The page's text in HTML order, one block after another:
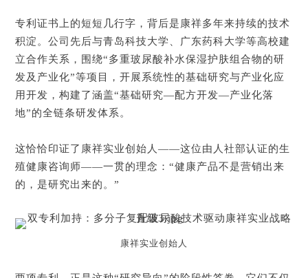
专利证书上的短短几行字，背后是康祥多年来持续的技术
积淀。公司先后与青岛科技大学、广东药科大学等高校建
立合作关系，围绕“多重玻尿酸补水保湿护肤组合物的研
发及产业化”等项目，开展系统性的基础研究与产业化应
用开发，构建了涵盖“基础研究—配方开发—产业化落
地”的全链条研发体系。
这恰恰印证了康祥实业创始人——这位由人社部认证的生
殖健康咨询师——一贯的理念：“健康产品不是营销出来
的，是研究出来的。”
康祥实业创始人